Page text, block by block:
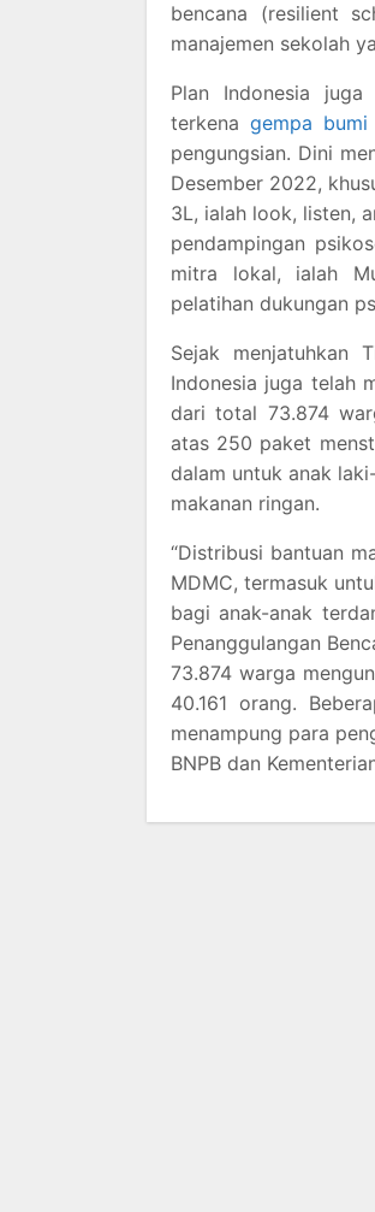
bencana (resilient
manajemen sekolah
Plan Indonesia
terkenagempa
pengungsian. Dini
Desember 2022,
3L, ialah look, listen,
pendampingan
mitra lokal, ialah
pelatihan dukungan
Sejak menjatuhkan
Indonesia juga telah
dari total 73.874
atas 250 paket
dalam untuk anak
makanan ringan.
“Distribusi bantuan
MDMC, termasuk
bagi anak-anak
Penanggulangan
73.874 warga
40.161 orang.
menampung para
BNPB dan